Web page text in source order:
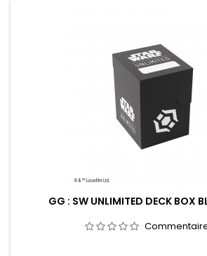
GG : SW UNLIMITED DECK BOX